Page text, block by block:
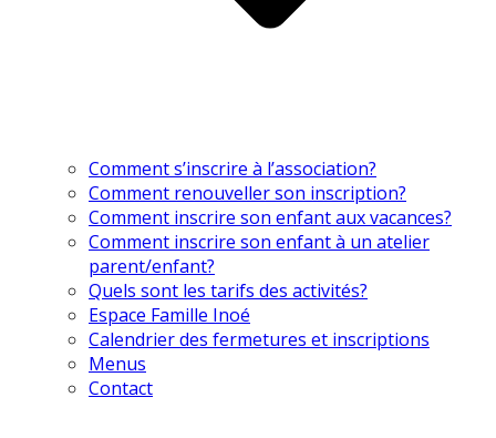
Comment s’inscrire à l’association?
Comment renouveller son inscription?
Comment inscrire son enfant aux vacances?
Comment inscrire son enfant à un atelier
parent/enfant?
Quels sont les tarifs des activités?
Espace Famille Inoé
Calendrier des fermetures et inscriptions
Menus
Contact